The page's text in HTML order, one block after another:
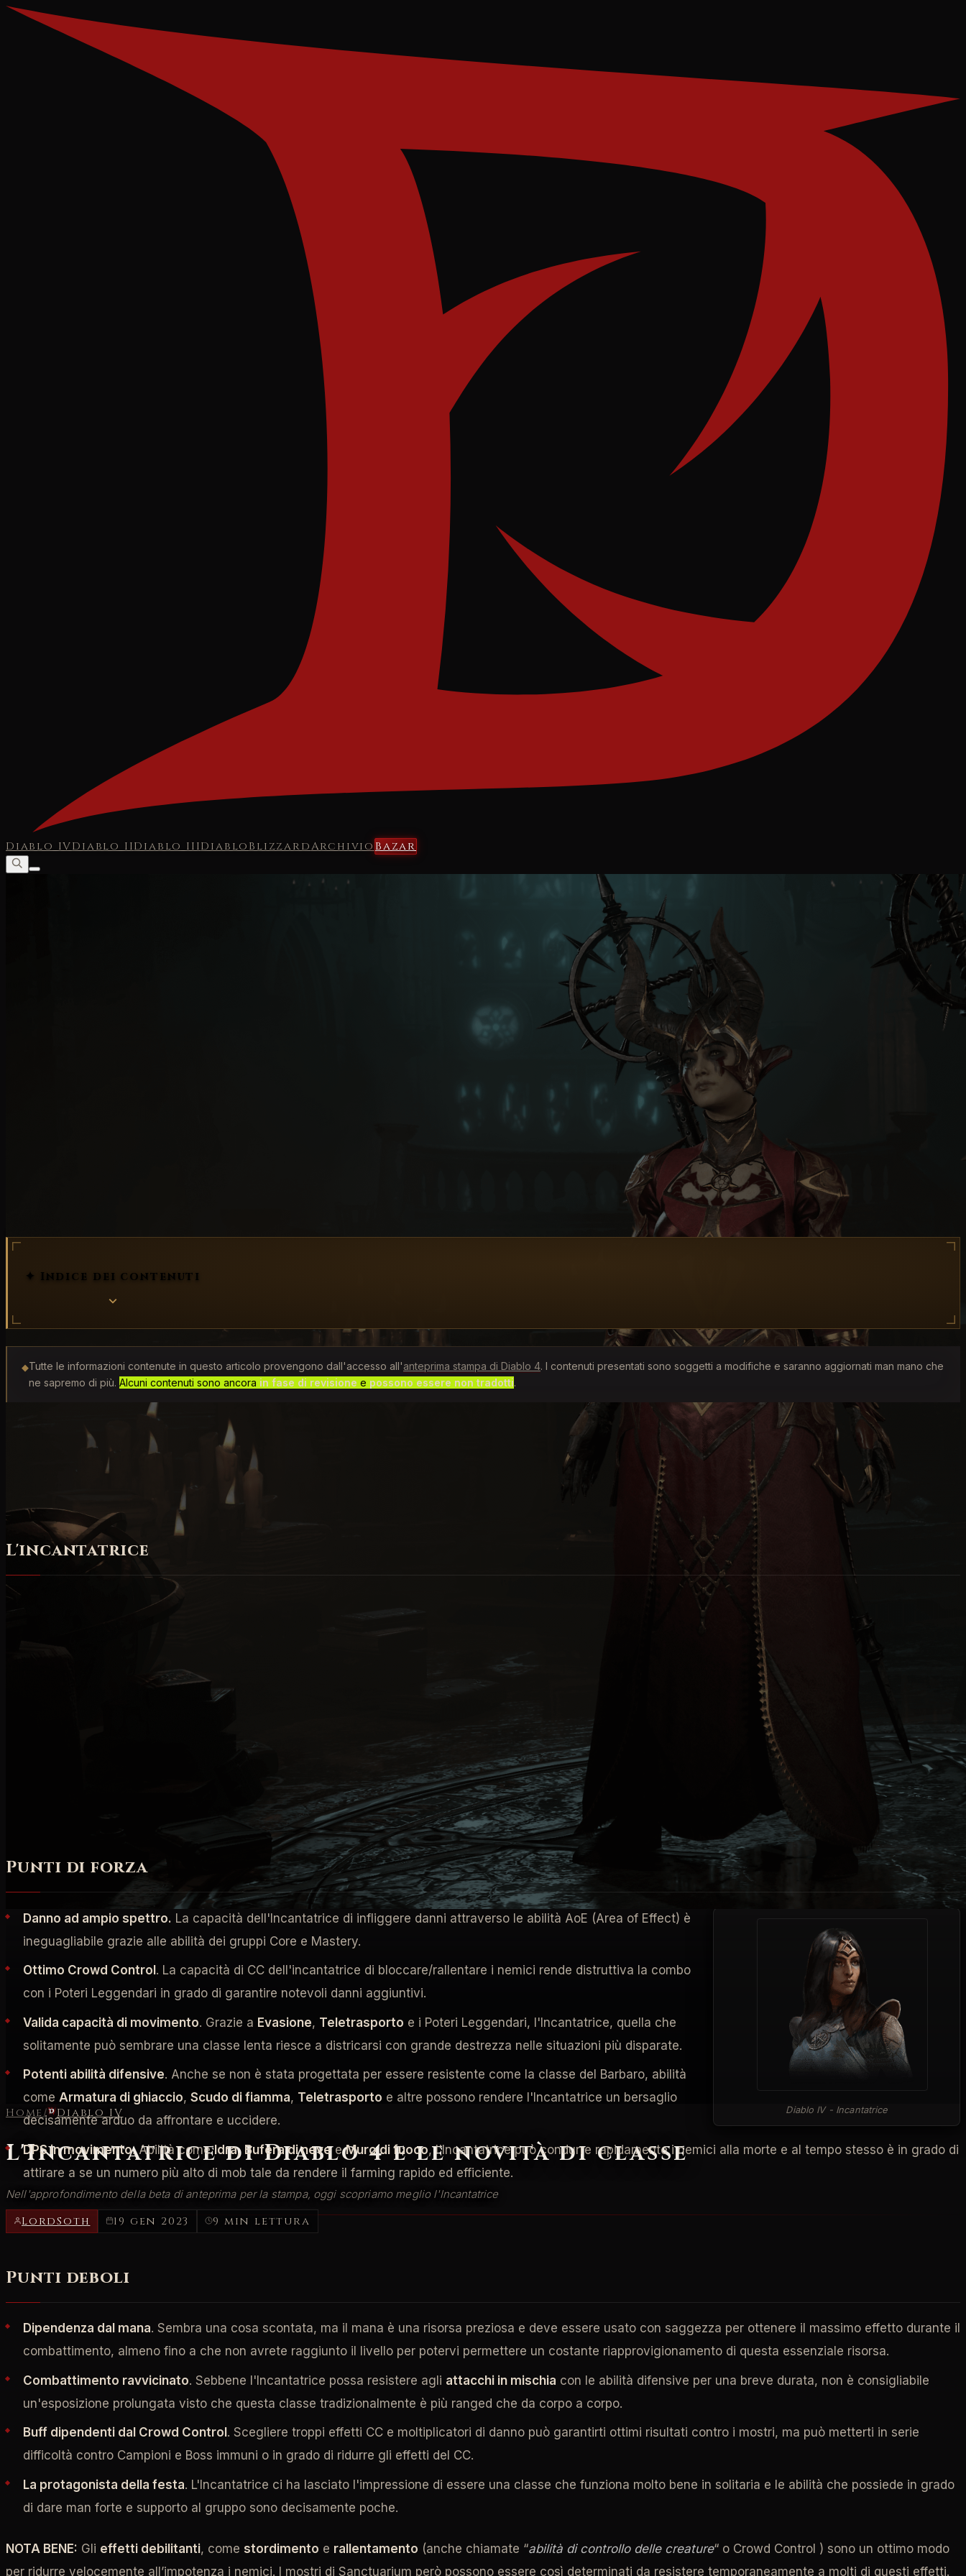
Diablo IVDiablo IIDiablo IIIDiabloBlizzardArchivioBazar
Home/ Diablo IV
L'Incantatrice di Diablo 4 e le novità di classe
Nell'approfondimento della beta di anteprima per la stampa, oggi scopriamo meglio l'Incantatrice
LordSoth 19 gen 2023 9 min lettura
✦ Indice dei contenuti
◆Tutte le informazioni contenute in questo articolo provengono dall'accesso all'anteprima stampa di Diablo 4. I contenuti presentati sono soggetti a modifiche e saranno aggiornati man mano che
ne sapremo di più. Alcuni contenuti sono ancora in fase di revisione e possono essere non tradotti.
Incantatricicomandano gli elementi per conquistare la vittoria. Padrone della furia della natura, scatenano fulmini, impalano i nemici su spuntoni di ghiaccio e
fanno piovere meteore fiammeggianti per eliminare qualunque nemico. Questa panoramica copre i loro punti di forza e di debolezza, i leggendari e molto altro
ancora. Continuate a leggere per scoprire come l'
L'incantatrice
L'Incantatrice ha il massimo controllo sulle magie elementali grezze per fare letteralmente a pezzi i nemici (in Diablo 4 gli effetti di
sminuzzamento, smembramento, decapitazione di parti del corpo ed esplosioni è davvero spettacolare e sanguinolento). Sono in grado
di sprigionare potenti torrenti di energia distruttiva per bloccare e controllare la battaglia in qualsiasi momento. Le forti
capacità
difensive
ne fanno un bersaglio che solo in apparenza sembra facile da uccidere. Un'ulteriore conoscenza degli
conferisce una maggiore varietà al loro carico di abilità per lasciare solo distruzione nella loro scia. L'Incantatrice è divertente da giocare
Fuoco
. In questo quarto capitolo possono vantare anche una profonda
interazione tra le abilità tale da rendere molto versatile il loro stile di gioco. Le abilità di questa classe sono alimentate dal Mana, una
Punti di forza
Diablo IV - Incantatrice
Danno ad ampio spettro. La capacità dell'Incantatrice di infliggere danni attraverso le abilità AoE (Area of Effect) è
ineguagliabile grazie alle abilità dei gruppi Core e Mastery.
Ottimo Crowd Control . La capacità di CC dell'incantatrice di bloccare/rallentare i nemici rende distruttiva la combo
con i Poteri Leggendari in grado di garantire notevoli danni aggiuntivi.
Valida capacità di movimento. Grazie a Evasione, Teletrasporto e i Poteri Leggendari, l'Incantatrice, quella che
solitamente può sembrare una classe lenta riesce a districarsi con grande destrezza nelle situazioni più disparate.
Potenti abilità difensive. Anche se non è stata progettata per essere resistente come la classe del Barbaro, abilità
come Armatura di ghiaccio, Scudo di fiamma, Teletrasporto e altre possono rendere l'Incantatrice un bersaglio
decisamente arduo da affrontare e uccidere.
DPS in movimento. Abilità comeIdra, Bufera di neveeMuro di fuoco, l'Incantatrice può condurre rapidamente i nemici alla morte e al tempo stesso è in grado di
attirare a se un numero più alto di mob tale da rendere il farming rapido ed efficiente.
Punti deboli
Dipendenza dal mana. Sembra una cosa scontata, ma il mana è una risorsa preziosa e deve essere usato con saggezza per ottenere il massimo effetto durante il
combattimento, almeno fino a che non avrete raggiunto il livello per potervi permettere un costante riapprovigionamento di questa essenziale risorsa.
Combattimento ravvicinato. Sebbene l'Incantatrice possa resistere agli attacchi in mischia con le abilità difensive per una breve durata, non è consigliabile
un'esposizione prolungata visto che questa classe tradizionalmente è più ranged che da corpo a corpo.
Buff dipendenti dal Crowd Control . Scegliere troppi effetti CC e moltiplicatori di danno può garantirti ottimi risultati contro i mostri, ma può metterti in serie
difficoltà contro Campioni e Boss immuni o in grado di ridurre gli effetti del CC.
La protagonista della festa. L'Incantatrice ci ha lasciato l'impressione di essere una classe che funziona molto bene in solitaria e le abilità che possiede in grado
di dare man forte e supporto al gruppo sono decisamente poche.
NOTA BENE: Gli effetti debilitanti, come stordimento e rallentamento (anche chiamate “abilità di controllo delle creature“ o Crowd Control ) sono un ottimo modo
per ridurre velocemente all’impotenza i nemici. I mostri di Sanctuarium però possono essere così determinati da resistere temporaneamente a molti di questi effetti.